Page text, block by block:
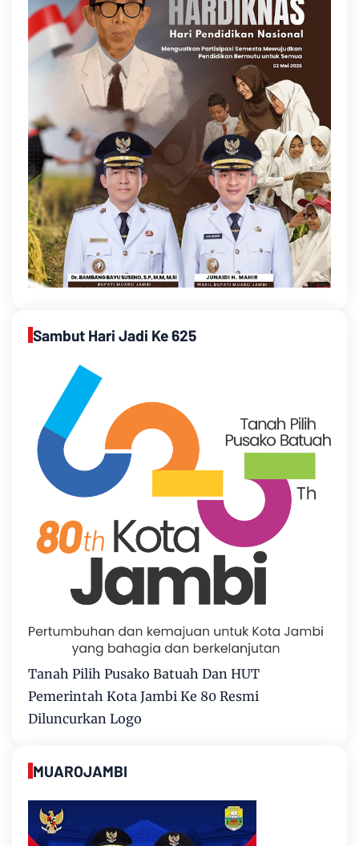
Sambut Hari Jadi Ke 625
Tanah Pilih Pusako Batuah Dan HUT
Pemerintah Kota Jambi Ke 80 Resmi
Diluncurkan Logo
MUAROJAMBI